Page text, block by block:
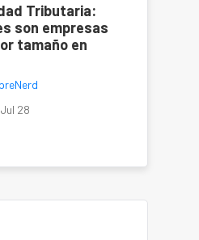
Tributaria:
son empresas
tamaño en
28